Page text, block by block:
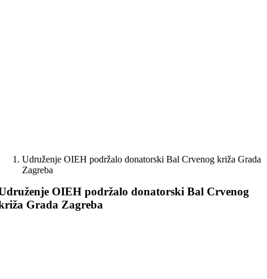
Udruženje OIEH podržalo donatorski Bal Crvenog križa Grada
Zagreba
OIEH podržalo donatorski Bal Crvenog
Grada Zagreba